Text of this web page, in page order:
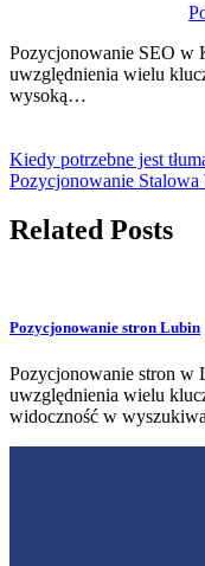
Pozycjonowanie SEO w
uwzględnienia wielu
wysoką…
Kiedy potrzebne jest
Pozycjonowanie Stalowa
Related Posts
Pozycjonowanie stron Lubin
Pozycjonowanie stron w
uwzględnienia wielu
widoczność w